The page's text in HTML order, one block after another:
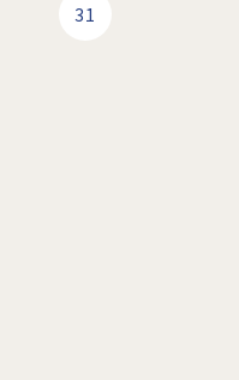
31